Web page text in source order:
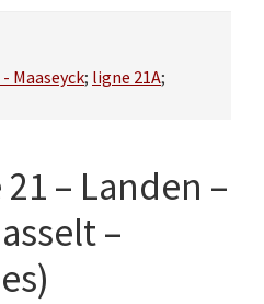
Maaseyck; ligne 21A;
– Landen –
–